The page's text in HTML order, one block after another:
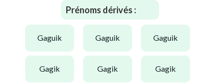
Prénoms dérivés :
gaguik gaguik gaguik
gagik gagik gagik